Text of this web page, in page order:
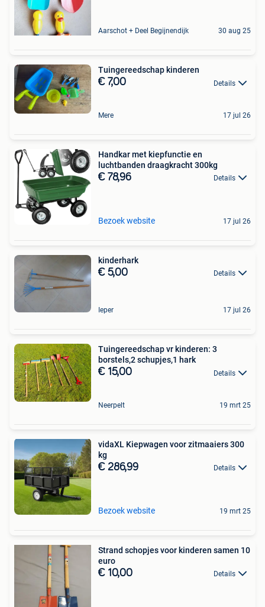
Aarschot + Deel Begijnendijk 30 aug 25
Tuingereedschap kinderen
€ 7,00 Details
Mere 17 jul 26
Handkar met kiepfunctie en
luchtbanden draagkracht 300kg
€ 78,96 Details
Bezoek website 17 jul 26
kinderhark
€ 5,00 Details
Ieper 17 jul 26
Tuingereedschap vr kinderen: 3
borstels,2 schupjes,1 hark
€ 15,00 Details
Neerpelt 19 mrt 25
vidaXL Kiepwagen voor zitmaaiers 300
kg
€ 286,99 Details
Bezoek website 19 mrt 25
Strand schopjes voor kinderen samen 10
euro
€ 10,00 Details